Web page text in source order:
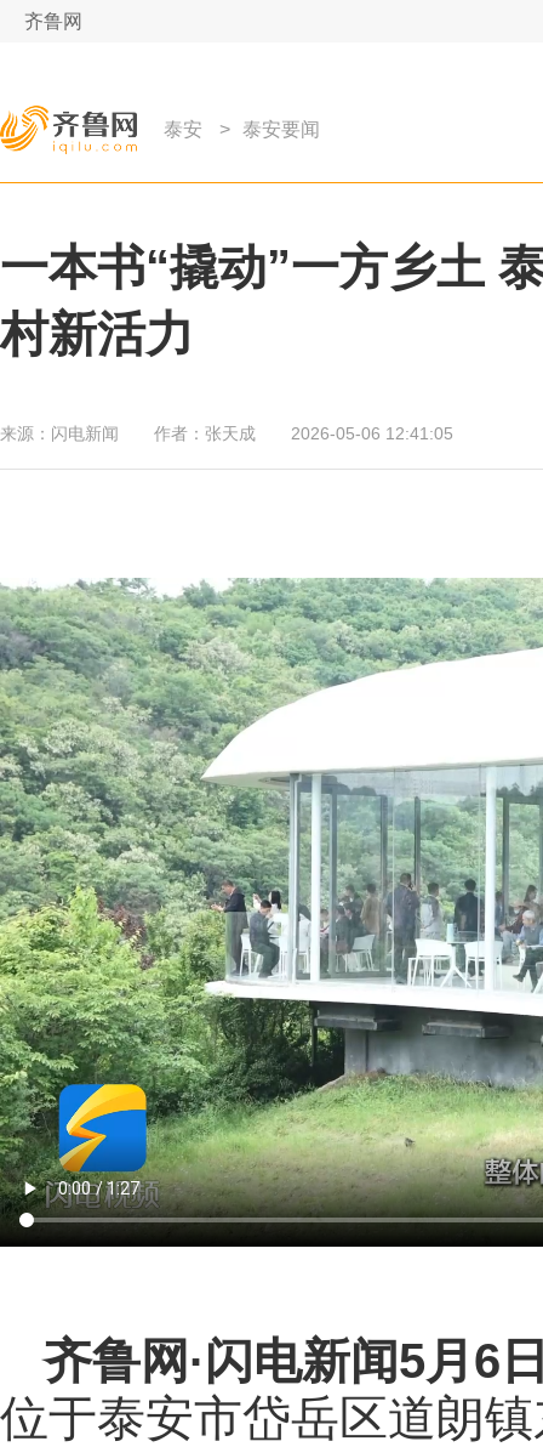
齐鲁网
泰安 > 泰安要闻
一本书“撬动”一方乡土
村新活力
来源： 闪电新闻 作者： 张天成 2026-05-06 12:41:05
齐鲁网 ·闪电新闻5月6
位于泰安市岱岳区道朗